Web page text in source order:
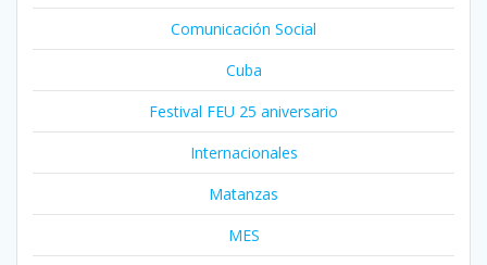
Comunicación Social
Cuba
Festival FEU 25 aniversario
Internacionales
Matanzas
MES